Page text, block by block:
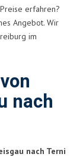
erfahren?
Angebot. Wir
im
nach
nach Terni